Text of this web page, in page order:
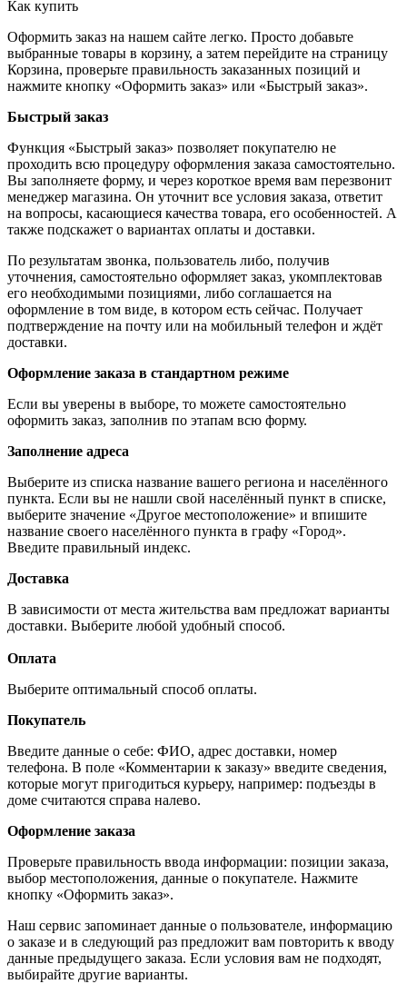
Как купить
Оформить заказ на нашем сайте легко. Просто добавьте
выбранные товары в корзину, а затем перейдите на страницу
Корзина, проверьте правильность заказанных позиций и
нажмите кнопку «Оформить заказ» или «Быстрый заказ».
Быстрый заказ
Функция «Быстрый заказ» позволяет покупателю не
проходить всю процедуру оформления заказа самостоятельно.
Вы заполняете форму, и через короткое время вам перезвонит
менеджер магазина. Он уточнит все условия заказа, ответит
на вопросы, касающиеся качества товара, его особенностей. А
также подскажет о вариантах оплаты и доставки.
По результатам звонка, пользователь либо, получив
уточнения, самостоятельно оформляет заказ, укомплектовав
его необходимыми позициями, либо соглашается на
оформление в том виде, в котором есть сейчас. Получает
подтверждение на почту или на мобильный телефон и ждёт
доставки.
Оформление заказа в стандартном режиме
Если вы уверены в выборе, то можете самостоятельно
оформить заказ, заполнив по этапам всю форму.
Заполнение адреса
Выберите из списка название вашего региона и населённого
пункта. Если вы не нашли свой населённый пункт в списке,
выберите значение «Другое местоположение» и впишите
название своего населённого пункта в графу «Город».
Введите правильный индекс.
Доставка
В зависимости от места жительства вам предложат варианты
доставки. Выберите любой удобный способ.
Оплата
Выберите оптимальный способ оплаты.
Покупатель
Введите данные о себе: ФИО, адрес доставки, номер
телефона. В поле «Комментарии к заказу» введите сведения,
которые могут пригодиться курьеру, например: подъезды в
доме считаются справа налево.
Оформление заказа
Проверьте правильность ввода информации: позиции заказа,
выбор местоположения, данные о покупателе. Нажмите
кнопку «Оформить заказ».
Наш сервис запоминает данные о пользователе, информацию
о заказе и в следующий раз предложит вам повторить к вводу
данные предыдущего заказа. Если условия вам не подходят,
выбирайте другие варианты.